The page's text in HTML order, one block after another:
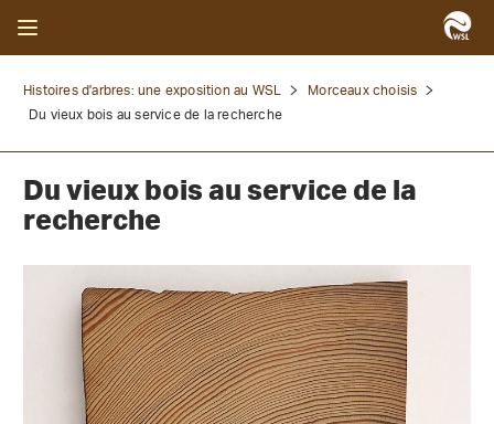
Histoires d'arbres: une exposition au WSL
Morceaux choisis
Du vieux bois au service de la recherche
Du vieux bois au service de la
recherche